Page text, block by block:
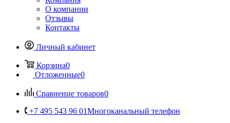
О компании
Отзывы
Контакты
Личный кабинет
Корзина0
Отложенные0
Сравнение товаров0
+7 495 543 96 01Многоканальный телефон